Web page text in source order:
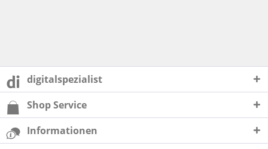
digitalspezialist
Shop Service
Informationen